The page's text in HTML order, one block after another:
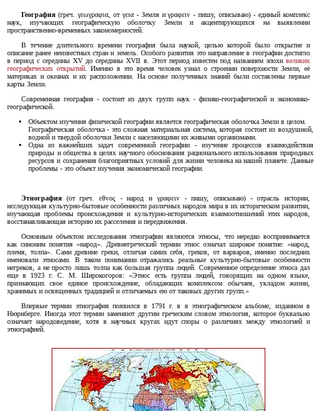
География (греч. γεωγραφια, от γεια - Земля и γραφειν - пишу, описываю) - единый комплекс
наук, изучающих географическую оболочку Земли и акцентирующихся на выявлении
пространственно-временных закономерностей.
В течение длительного времени география была наукой, целью которой было открытие и
описание ранее неизвестных стран и земель. Особого развития это направление в географии достигло
в период с середины ХV до середины ХVII в. Этот период известен под названием эпохи великих
географических открытий. Именно в это время человек узнал о строении поверхности Земли, её
материках и океанах и их расположении. На основе полученных знаний были составлены первые
карты Земли.
Современная география - состоит из двух групп наук - физико-географической и экономико-
географической.
Объектом изучения физической географии является географическая оболочка Земли в целом.
Географическая оболочка - это сложная материальная система, которая состоит из воздушной,
водной и твердой оболочки Земли с населяющими их живыми организмами.
Одна из важнейших задач современной географии - изучение процессов взаимодействия
природы и общества в целях научного обоснования рационального использования природных
ресурсов и сохранения благоприятных условий для жизни человека на нашей планете. Данные
проблемы - это объект изучения экономической географии.
Этнография (от греч. εθνος - народ и γραφειν - пишу, описываю) - отрасль истории,
исследующая культурно-бытовые особенности различных народов мира в их историческом развитии,
изучающая проблемы происхождения и культурно-исторических взаимоотношений этих народов,
восстанавливающая историю их расселения и передвижения.
Основным объектом исследования этнографии являются этносы, что нередко воспринимается
как синоним понятия «народ». Древнегреческий термин этнос означал широкое понятие: «народ,
племя, толпа». Сами древние греки, отличая самих себя, греков, от варваров, именно последних
именовали этносами. В таком понимании отражались реальные культурно-бытовые особенности
негреков, а не просто лишь толпа как большая группа людей. Современное определение этноса дал
еще в 1923 г. С. М. Широкогоров: «Этнос есть группа людей, говорящих на одном языке,
признающих свое единое происхождение, обладающих комплексом обычаев, укладом жизни,
хранимых и освященных традицией и отличаемых ею от таковых других групп.»
Впервые термин этнография появился в 1791 г. в в этнографическом альбоме, изданном в
Нюрнберге. Иногда этот термин заменяют другим греческим словом этнология, которое буквально
означает народоведение, хотя в научных кругах идут споры о различиях между этнологией и
этнографией.